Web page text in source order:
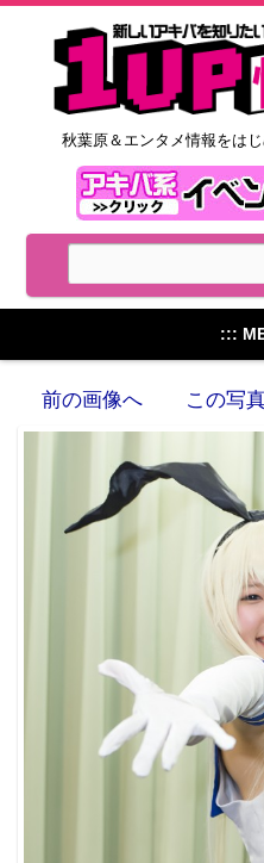
秋葉原＆エンタメ情報をは
:::
前の画像へ この写